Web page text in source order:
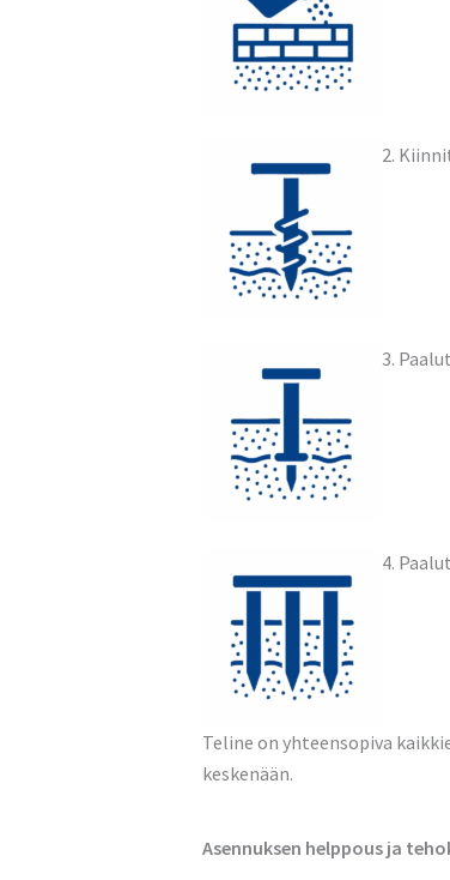
2.
3.
4.
Teline on yhteensopiva
keskenään.
Asennuksen helppous ja